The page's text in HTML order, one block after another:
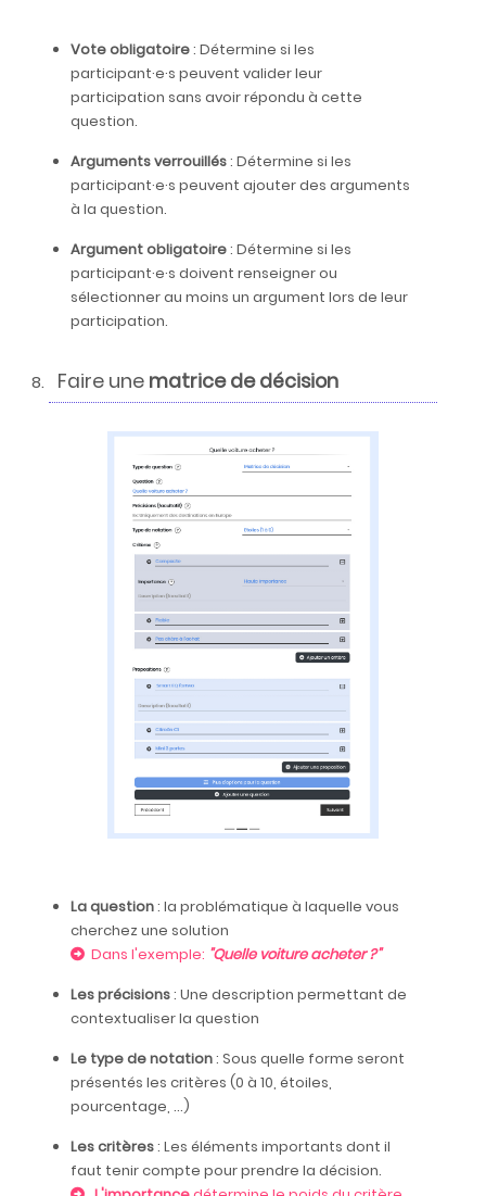
Vote obligatoire: Détermine si les
participant·e·s peuvent valider leur
participation sans avoir répondu à cette
question.
Arguments verrouillés: Détermine si les
participant·e·s peuvent ajouter des arguments
à la question.
Argument obligatoire: Détermine si les
participant·e·s doivent renseigner ou
sélectionner au moins un argument lors de leur
participation.
Faire une matrice de décision
La question: la problématique à laquelle vous
cherchez une solution
Dans l'exemple: "Quelle voiture acheter ?"
Les précisions: Une description permettant de
contextualiser la question
Le type de notation: Sous quelle forme seront
présentés les critères (0 à 10, étoiles,
pourcentage, ...)
Les critères: Les éléments importants dont il
faut tenir compte pour prendre la décision.